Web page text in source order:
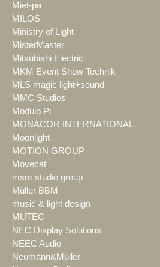
Miet-pa
MILOS
Ministry of Light
MisterMaster
Mitsubishi Electric
MKM Event Show Technik
MLS magic light+sound
MMC Studios
Modulo Pi
MONACOR INTERNATIONAL
Moonlight
MOTION GROUP
Movecat
msm studio group
Müller BBM
music & light design
MUTEC
NEC Display Solutions
NEEC Audio
Neumann&Müller